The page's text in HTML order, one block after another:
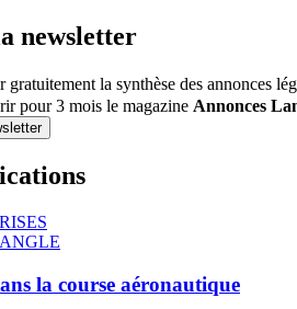
newsletter
gratuitement la synthèse des annonces
pour 3 mois le magazine Annonces
la course aéronautique